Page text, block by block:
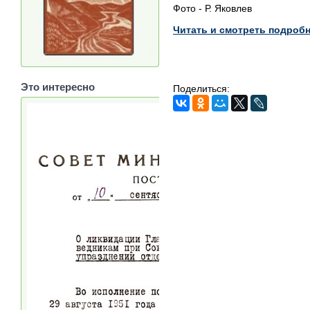
Фото - Р. Яковлев
Читать и смотреть
Поделиться:
Это интересно